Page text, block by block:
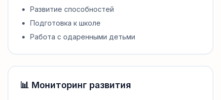
Развитие способностей
Подготовка к школе
Работа с одаренными детьми
📊 Мониторинг развития